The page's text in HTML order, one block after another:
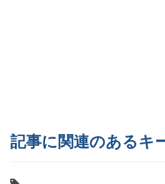
記事に関連のあるキ